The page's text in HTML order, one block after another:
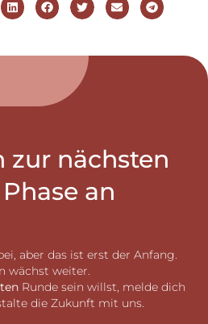
zur nächsten
an
aber das ist erst der Anfang.
wächst weiter.
Runde sein willst, melde dich
die Zukunft mit uns.